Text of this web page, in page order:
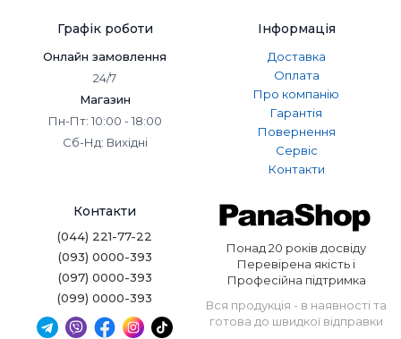
Графік роботи
Онлайн замовлення
24/7
Магазин
Пн-Пт: 10:00 - 18:00
Сб-Нд: Вихідні
Інформація
Доставка
Оплата
Про компанію
Гарантія
Повернення
Сервіс
Контакти
Контакти
(044) 221-77-22
(093) 0000-393
(097) 0000-393
(099) 0000-393
Понад 20 років досвіду
Перевірена якість і
Професійна підтримка
Вся продукція - в наявності та
готова до швидкої відправки